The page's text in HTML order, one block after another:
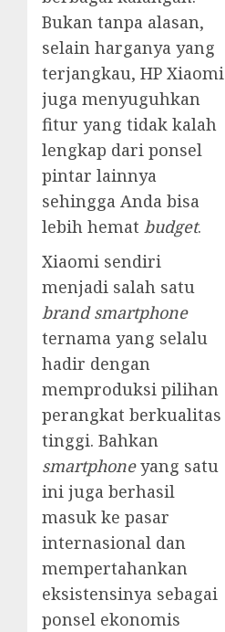
Bukan tanpa alasan,
selain harganya yang
terjangkau, HP Xiaomi
juga menyuguhkan
fitur yang tidak kalah
lengkap dari ponsel
pintar lainnya
sehingga Anda bisa
lebih hemat budget.
Xiaomi sendiri
menjadi salah satu
brand smartphone
ternama yang selalu
hadir dengan
memproduksi pilihan
perangkat berkualitas
tinggi. Bahkan
smartphoneyang satu
ini juga berhasil
masuk ke pasar
internasional dan
mempertahankan
eksistensinya sebagai
ponsel ekonomis